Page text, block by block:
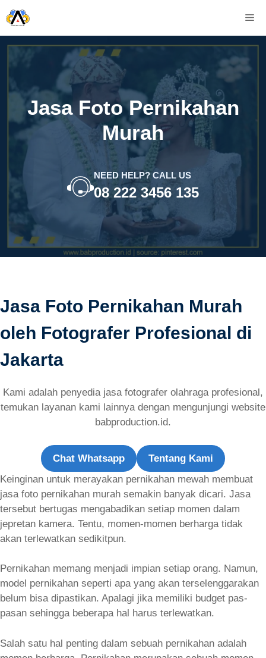
Skip
to
content
Jasa Foto Pernikahan
Murah
NEED HELP? CALL US
08 222 3456 135
Jasa Foto Pernikahan Murah
oleh Fotografer Profesional di
Jakarta
Kami adalah penyedia jasa fotografer olahraga profesional,
temukan layanan kami lainnya dengan mengunjungi website
babproduction.id.
Chat Whatsapp
Tentang Kami
Keinginan untuk merayakan pernikahan mewah membuat
jasa foto pernikahan murah semakin banyak dicari. Jasa
tersebut bertugas mengabadikan setiap momen dalam
jepretan kamera. Tentu, momen-momen berharga tidak
akan terlewatkan sedikitpun.
Pernikahan memang menjadi impian setiap orang. Namun,
model pernikahan seperti apa yang akan terselenggarakan
belum bisa dipastikan. Apalagi jika memiliki budget pas-
pasan sehingga beberapa hal harus terlewatkan.
Salah satu hal penting dalam sebuah pernikahan adalah